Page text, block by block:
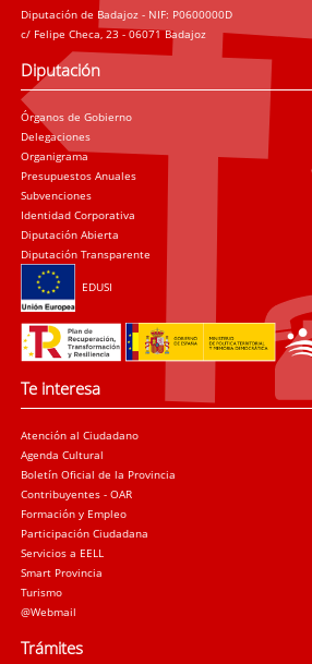
Diputación de Badajoz - NIF: P0600000D
c/ Felipe Checa, 23 - 06071 Badajoz
Diputación
Órganos de Gobierno
Delegaciones
Organigrama
Presupuestos Anuales
Subvenciones
Identidad Corporativa
Diputación Abierta
Diputación Transparente
EDUSI
Te interesa
Atención al Ciudadano
Agenda Cultural
Boletín Oficial de la Provincia
Contribuyentes - OAR
Formación y Empleo
Participación Ciudadana
Servicios a EELL
Smart Provincia
Turismo
@Webmail
Trámites